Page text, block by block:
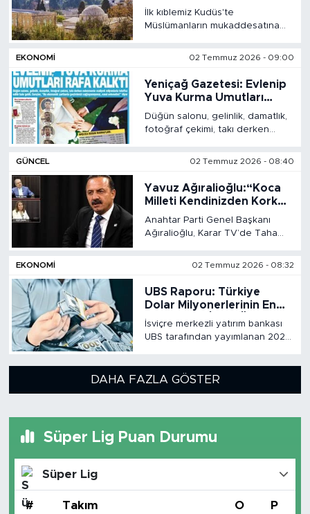
Geçti: Camilere Baskın ve
Ezan Yasağı Geliyor
İlk kıblemiz Kudüs'te
Müslümanların mukaddesatına
Muhammedî'ye dikti.
EKONOMİ 02 Temmuz 2026 - 09:00
Yeniçağ Gazetesi: Evlenip
Yuva Kurma Umutları
Rafa Kalktı
Düğün salonu, gelinlik, damatlık,
fotoğraf çekimi, takı derken
geçimimizi sağlayamıyoruz, nasıl
evlenelim!” diyor.
GÜNCEL 02 Temmuz 2026 - 08:40
Yavuz Ağıralioğlu:“Koca
Milleti Kendinizden Korkar
Hale Getirdiniz, Siz
Kimsiniz ki Millet Sizden
Korkuyor?''
Anahtar Parti Genel Başkanı
Ağıralioğlu, Karar TV’de Taha
sahada vatandaşın konuşmaktan
çekindiğini belirterek...
EKONOMİ 02 Temmuz 2026 - 08:32
UBS Raporu: Türkiye
Dolar Milyonerlerinin En
Hızlı Arttığı İkinci Ülke
İsviçre merkezli yatırım bankası
UBS tarafından yayımlanan 2025
dağılımını ortaya koydu.
DAHA FAZLA GÖSTER
Süper Lig Puan Durumu
Süper Lig
# Takım O P